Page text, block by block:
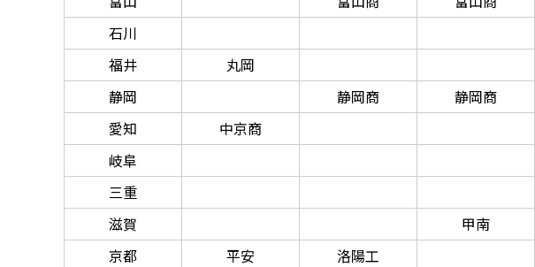
石川
福井
丸岡
静岡
静岡商
静岡商
愛知
中京商
岐阜
三重
滋賀
甲南
京都
平安 洛陽工